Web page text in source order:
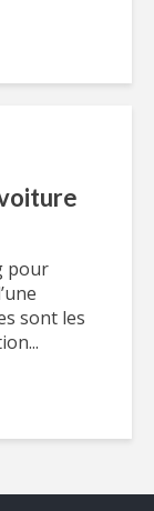
pour
sont les